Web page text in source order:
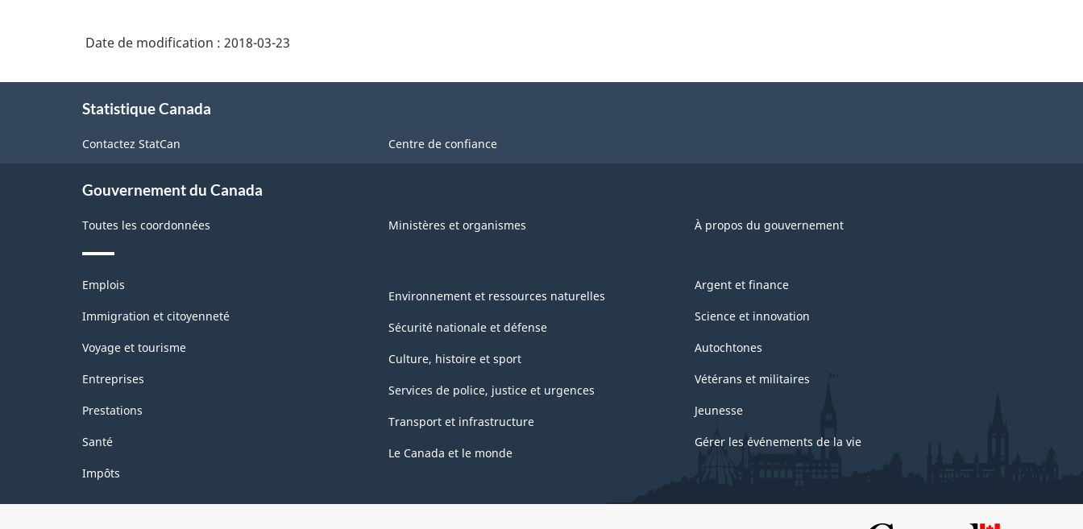
industries
l'Amérique
Nord
2012
-
Structure
de
Date de modification : 2018-03-23
Statistique Canada
Contactez StatCan Centre de confiance
Gouvernement du Canada
Toutes les coordonnées Ministères et organismes À propos du gouvernement
Thèmes
sujets
Emplois
Immigration et citoyenneté
Voyage et tourisme
Entreprises
Prestations
Santé
Impôts
Environnement et ressources naturelles
Sécurité nationale et défense
Culture, histoire et sport
Services de police, justice et urgences
Transport et infrastructure
Le Canada et le monde
Argent et finance
Science et innovation
Autochtones
Vétérans et militaires
Jeunesse
Gérer les événements de la vie